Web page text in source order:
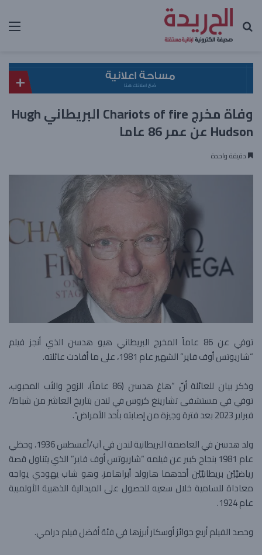
بحث عن
وفاة مخرج Chariots of fire البريطاني Hugh
Hudson عن عمر 86 عاما
دقيقة واحدة
توفي عن 86 عاماً المخرج البريطاني هيو هدسن الذي أنجز فيلم
“شاريوتس أوف فاير” الشهير عام 1981، على ما أفادت عائلته.
وذكر بيان للعائلة أنّ “هاغ هدسن (86 عاماً)، الزوج والأب المحبوب،
توفي في مستشفى تشارينغ كروس في لندن بتاريخ العاشر من شباط/
فبراير 2023 بعد فترة وجيزة من إصابته بأحد الأمراض”.
ولد هدسن في العاصمة البريطانية لندن في آب/أغسطس 1936، وحظي
عام 1981 بنجاح كبير عن فيلمه “شاريوتس أوف فاير” الذي يتناول قصة
رياضيَّيْن بريطانيَّيْن أحدهما هارولد أبراهامز، وهو شاب يهودي يواجه
معاداة للسامية خلال سعيه للحصول على الميدالية الذهبية الأولمبية
عام 1924.
وحصد الفيلم أربع جوائز أوسكار أبرزها في فئة أفضل فيلم درامي.